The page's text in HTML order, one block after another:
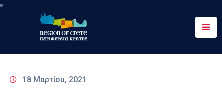
Περιφέρεια
18 Μαρτίου, 2021